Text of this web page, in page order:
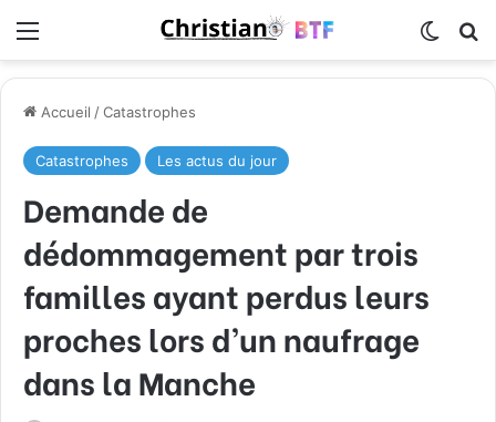
Menu
Accueil /Catastrophes
Catastrophes Les actus du jour
Demande de
dédommagement par trois
familles ayant perdus leurs
proches lors d’un naufrage
dans la Manche